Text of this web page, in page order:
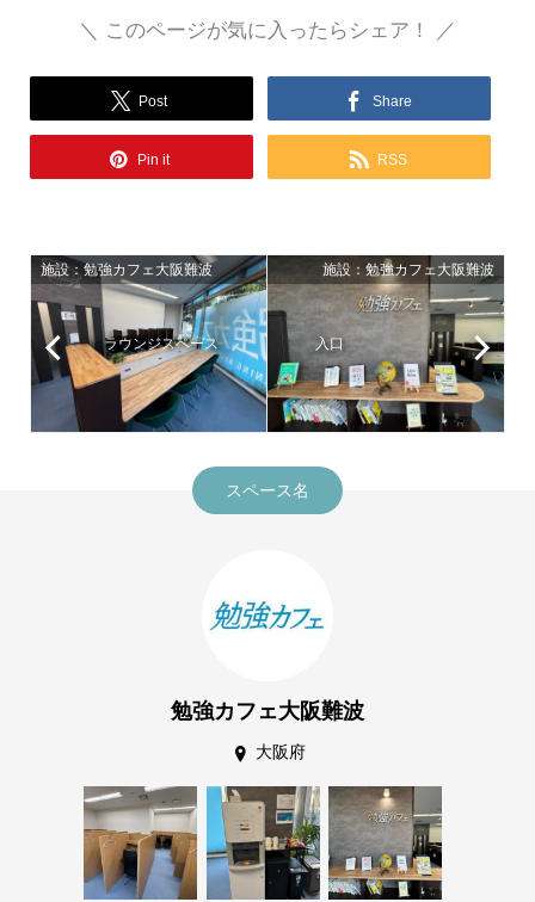
＼ このページが気に入ったらシェア！ ／
Post Share
Pin it RSS
ラウンジスペース
施設：勉強カフェ大阪難波
入口
施設：勉強カフェ大阪難波
スペース名
勉強カフェ大阪難波
大阪府